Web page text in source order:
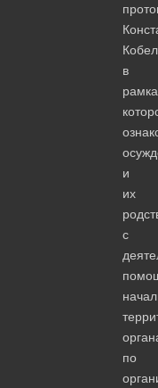
в
и
их
с
по